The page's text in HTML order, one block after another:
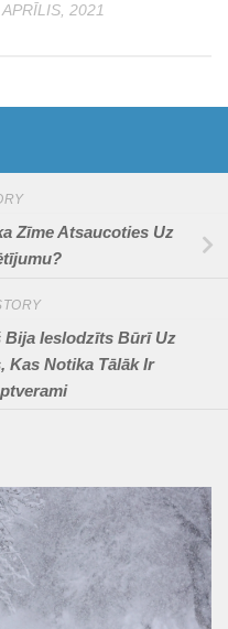
2021
Zīme Atsaucoties Uz
Bija Ieslodzīts Būrī Uz
Kas Notika Tālāk Ir